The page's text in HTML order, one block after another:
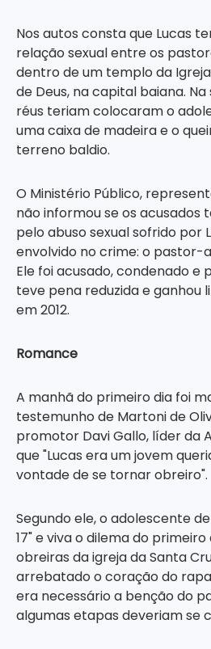
Nos autos consta que Lucas
relação sexual entre os
dentro de um templo da
de Deus, na capital baiana. Na
réus teriam colocaram o
uma caixa de madeira e o
terreno baldio.
O Ministério Público,
não informou se os acusados
pelo abuso sexual sofrido por
envolvido no crime: o pastor-
Ele foi acusado, condenado e
teve pena reduzida e ganhou
em 2012.
Romance
A manhã do primeiro dia foi
testemunho de Martoni de
promotor Davi Gallo, líder da
que "Lucas era um jovem
vontade de se tornar obreiro".
Segundo ele, o adolescente
17" e viva o dilema do
obreiras da igreja da Santa
arrebatado o coração do
era necessário a benção do
algumas etapas deveriam se